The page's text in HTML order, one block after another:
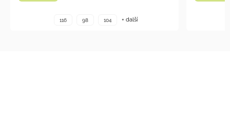
+ další